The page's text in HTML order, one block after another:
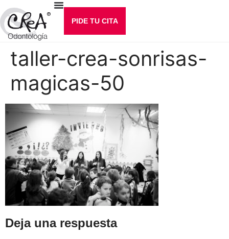
PIDE TU CITA
taller-crea-sonrisas-
magicas-50
Deja una respuesta